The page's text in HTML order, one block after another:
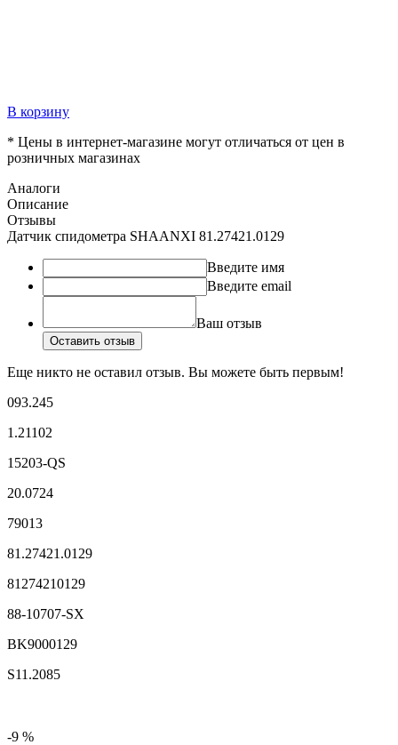
В корзину
* Цены в интернет-магазине могут отличаться от цен в
розничных магазинах
Аналоги
Описание
Отзывы
Датчик спидометра SHAANXI 81.27421.0129
Введите имя
Введите email
Ваш отзыв
Оставить отзыв
Еще никто не оставил отзыв. Вы можете быть первым!
093.245
1.21102
15203-QS
20.0724
79013
81.27421.0129
81274210129
88-10707-SX
BK9000129
S11.2085
-9 %